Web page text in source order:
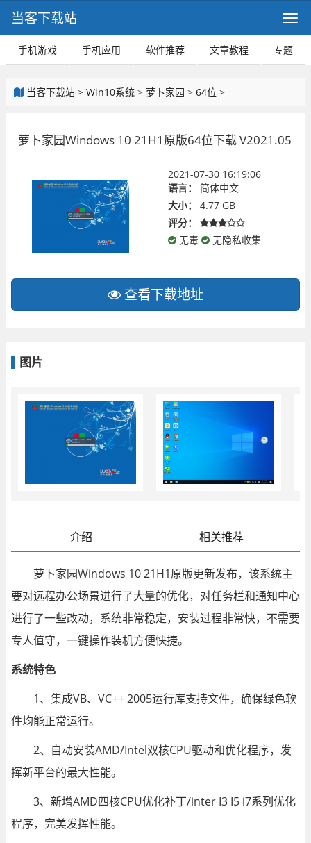
当客下载站
手机游戏 手机应用 软件推荐 文章教程 专题
当客下载站 > Win10系统 > 萝卜家园 > 64位 >
萝卜家园Windows 10 21H1原版64位下载 V2021.05
2021-07-30 16:19:06
语言：
简体中文
大小：
4.77 GB
评分：
无毒
无隐私收集
查看下载地址
图片
介绍 相关推荐
萝卜家园Windows 10 21H1原版更新发布，该系统主
要对远程办公场景进行了大量的优化，对任务栏和通知中心
进行了一些改动，系统非常稳定，安装过程非常快，不需要
专人值守，一键操作装机方便快捷。
系统特色
1、集成VB、VC++ 2005运行库支持文件，确保绿色软
件均能正常运行。
2、自动安装AMD/Intel双核CPU驱动和优化程序，发
挥新平台的最大性能。
3、新增AMD四核CPU优化补丁/inter I3 I5 i7系列优化
程序，完美发挥性能。